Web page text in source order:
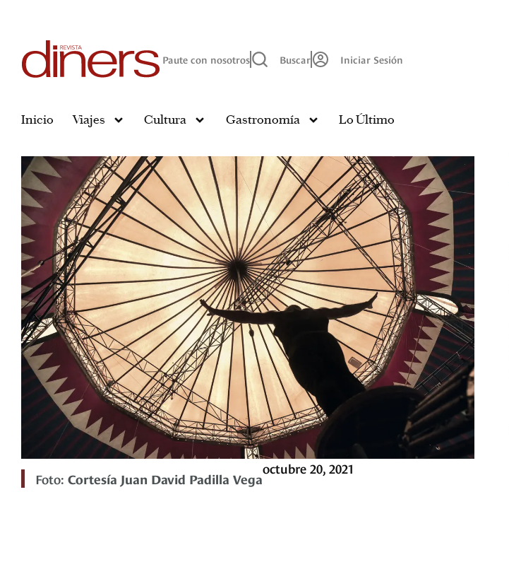
Paute con nosotros Buscar Iniciar Sesión
Inicio Viajes Cultura Gastronomía Lo Último
Foto: Cortesía Juan David Padilla Vega
octubre 20, 2021